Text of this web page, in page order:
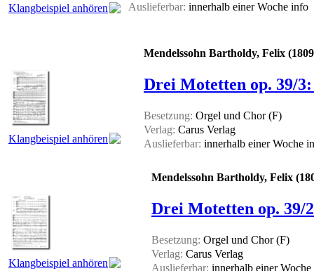
Klangbeispiel anhören
Auslieferbar: innerhalb einer Woche info
Klangbeispiel anhören
Mendelssohn Bartholdy, Felix
Drei Motetten op. 39/
Besetzung: Orgel und Chor (F)
Verlag: Carus Verlag
Auslieferbar: innerhalb einer Woche
Klangbeispiel anhören
Mendelssohn Bartholdy, Felix
Drei Motetten op. 39/
Besetzung: Orgel und Chor (F)
Verlag: Carus Verlag
Auslieferbar: innerhalb einer Woche